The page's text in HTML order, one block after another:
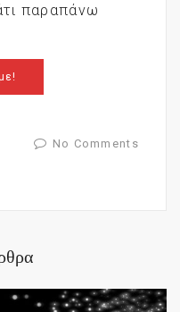
παραπάνω
No Comments